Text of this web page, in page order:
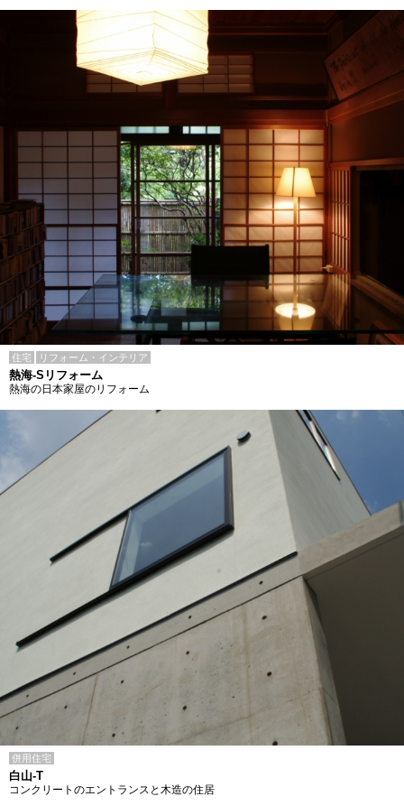
住宅 リフォーム・インテリア
熱海-Sリフォーム
熱海の日本家屋のリフォーム
併用住宅
白山-T
コンクリートのエントランスと木造の住居